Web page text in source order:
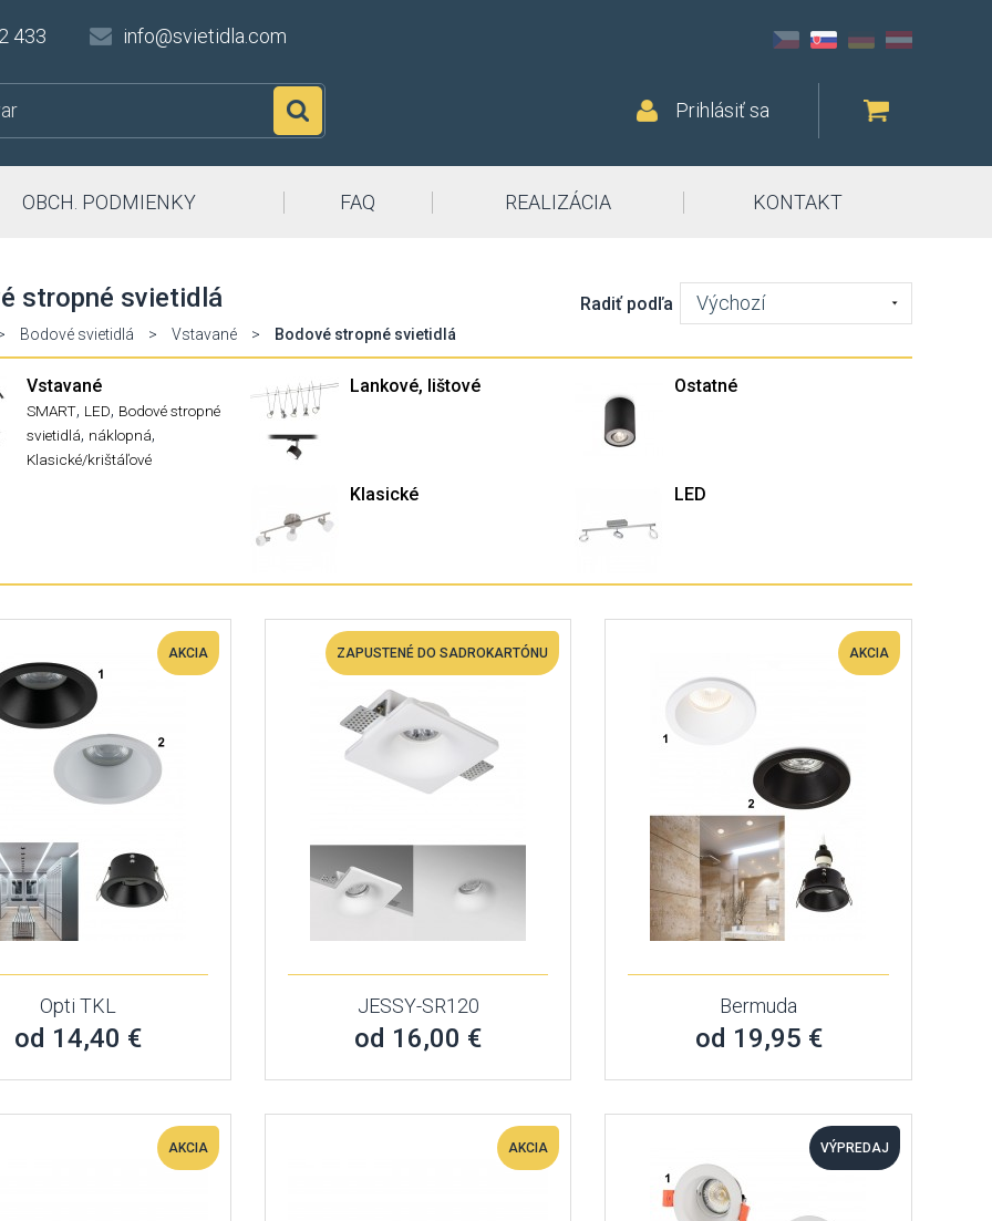
433 info@svietidla.com
Prihlásiť sa
OBCH. PODMIENKY FAQ REALIZÁCIA KONTAKT
stropné svietidlá
Bodové svietidlá > Vstavané > Bodové stropné svietidlá
Radiť podľa Výchozí
Vstavané
SMART, LED, Bodové stropné
svietidlá, náklopná,
Klasické/krištáľové
Lankové, lištové Ostatné
Klasické LED
AKCIA
Opti TKL
od 14,40 €
ZAPUSTENÉ DO SADROKARTÓNU
JESSY-SR120
od 16,00 €
AKCIA
Bermuda
od 19,95 €
AKCIA AKCIA VÝPREDAJ